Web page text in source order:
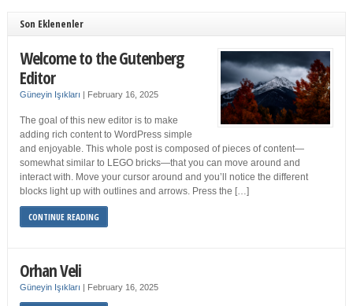
Son Eklenenler
Welcome to the Gutenberg
Editor
Güneyin Işıkları | February 16, 2025
The goal of this new editor is to make
adding rich content to WordPress simple
and enjoyable. This whole post is composed of pieces of content—
somewhat similar to LEGO bricks—that you can move around and
interact with. Move your cursor around and you’ll notice the different
blocks light up with outlines and arrows. Press the […]
CONTINUE READING
Orhan Veli
Güneyin Işıkları | February 16, 2025